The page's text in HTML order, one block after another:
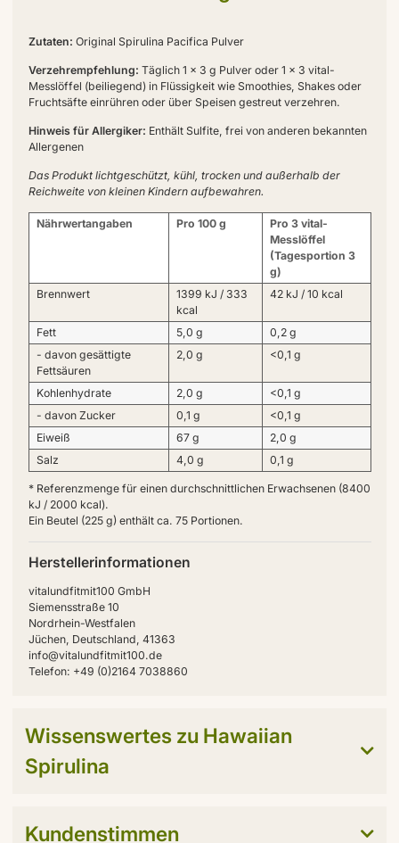
Zutaten: Original Spirulina Pacifica Pulver
Verzehrempfehlung: Täglich 1 x 3 g Pulver oder 1 x 3 vital-
Messlöffel (beiliegend) in Flüssigkeit wie Smoothies, Shakes oder
Fruchtsäfte einrühren oder über Speisen gestreut verzehren.
Hinweis für Allergiker: Enthält Sulfite, frei von anderen bekannten
Allergenen
Das Produkt lichtgeschützt, kühl, trocken und außerhalb der
Reichweite von kleinen Kindern aufbewahren.
Nährwertangaben Pro 100 g
Pro 3 vital-
Messlöffel
(Tagesportion 3
g)
Brennwert
1399 kJ / 333
kcal
42 kJ / 10 kcal
Fett 5,0 g
0,2 g
- davon gesättigte
Fettsäuren
2,0 g <0,1 g
Kohlenhydrate 2,0 g
<0,1 g
- davon Zucker
0,1 g
<0,1 g
Eiweiß
67 g
2,0 g
Salz
4,0 g 0,1 g
* Referenzmenge für einen durchschnittlichen Erwachsenen (8400
kJ / 2000 kcal).
Ein Beutel (225 g) enthält ca. 75 Portionen.
Herstellerinformationen
vitalundfitmit100 GmbH
Siemensstraße 10
Nordrhein-Westfalen
Jüchen, Deutschland, 41363
info@vitalundfitmit100.de
Telefon: +49 (0)2164 7038860
Wissenswertes zu Hawaiian
Spirulina
Kundenstimmen